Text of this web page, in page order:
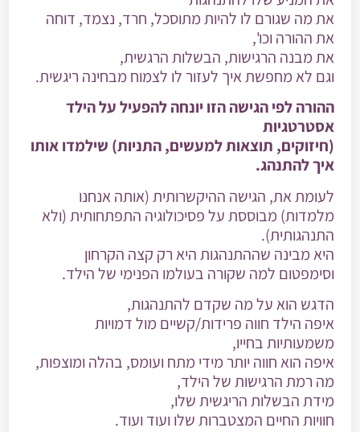
את מה שגורם לו להיות מתוסכל, חרד, נצמד, דוחה
את ההורה וכו',
את מבנה הרגישות, הבשלות הרגשית,
וגם לא מחפשת איך לעזור לו לצמוח מבחינה ריגשית.
ההורה לפי הגישה הזו יונחה להפעיל על הילד
אסטרטגיות
(חיזוקים, תוצאות למעשים, התניות) שילמדו אותו
איך להתנהג.
לעומת את, הגישה ההיקשרותית (אותה אנחנו
מלמדות) מבוססת על פסיכולוגיה התפתחותית (ולא
התנהגותית).
היא מבינה שההתנהגות היא רק קצה הקרחון
וסימפטום למה שקורה בעולמו הפנימי של הילד.
הדגש הוא על מה שקדם להתנהגות,
איפה הילד חווה פרידות/קשיים מול דמויות
משמעותיות בחייו,
איפה הוא חווה יותר מידי מתח ועומס, בהלה ומוצפות,
מה רמת הרגישות של הילד,
מידת הבשלות הריגשית שלו,
חוויות החיים המצטברות שלו ועוד ועוד.